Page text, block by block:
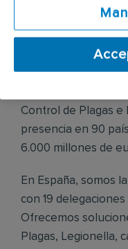
Descripción de
Control de Plagas e
presencia en 90
6.000 millones de
En España, somos
con 19
Ofrecemos
Plagas, Legionella,